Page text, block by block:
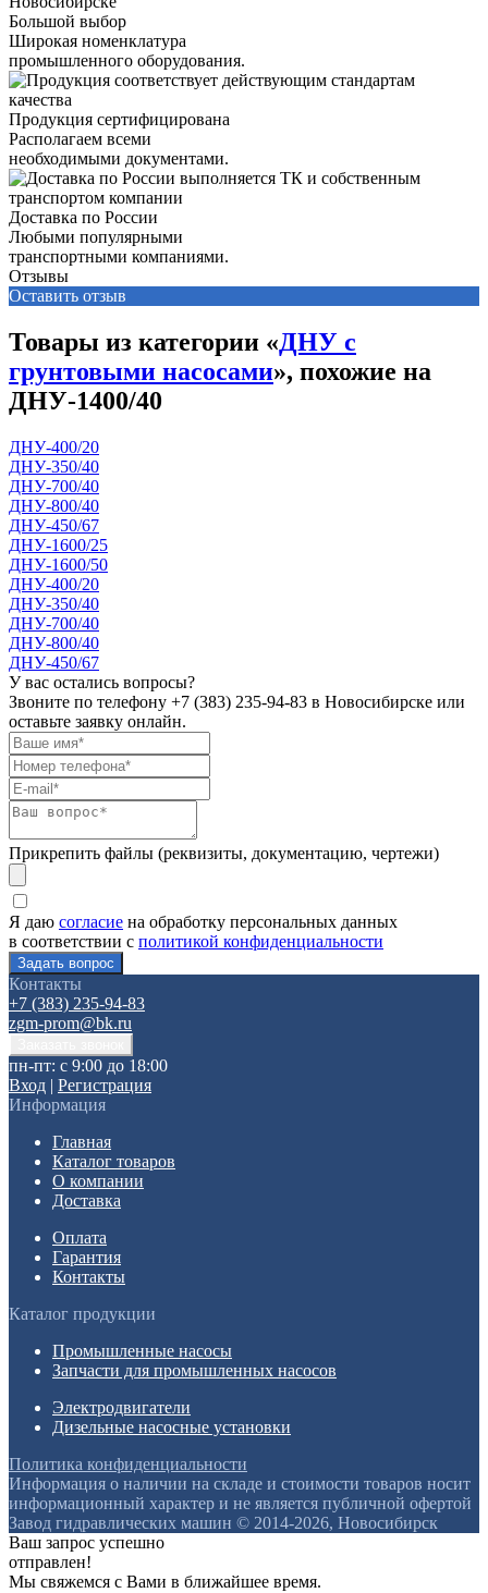
Большой выбор
Широкая номенклатура
промышленного оборудования.
Продукция сертифицирована
Располагаем всеми
необходимыми документами.
Доставка по России
Любыми популярными
транспортными компаниями.
Отзывы
Оставить отзыв
Товары из категории «ДНУ с
грунтовыми насосами», похожие на
ДНУ-1400/40
ДНУ-400/20
ДНУ-350/40
ДНУ-700/40
ДНУ-800/40
ДНУ-450/67
ДНУ-1600/25
ДНУ-1600/50
ДНУ-400/20
ДНУ-350/40
ДНУ-700/40
ДНУ-800/40
ДНУ-450/67
У вас остались вопросы?
Звоните по телефону +7 (383) 235-94-83 в Новосибирске или
оставьте заявку онлайн.
Прикрепить файлы (реквизиты, документацию, чертежи)
Я даю согласие на обработку персональных данных
в соответствии с политикой конфиденциальности
Контакты
+7 (383) 235-94-83
zgm-prom@bk.ru
пн-пт: с 9:00 до 18:00
Вход | Регистрация
Информация
Главная
Каталог товаров
О компании
Доставка
Оплата
Гарантия
Контакты
Каталог продукции
Промышленные насосы
Запчасти для промышленных насосов
Электродвигатели
Дизельные насосные установки
Политика конфиденциальности
Информация о наличии на складе и стоимости товаров носит
информационный характер и не является публичной офертой
Завод гидравлических машин © 2014-2026, Новосибирск
Ваш запрос успешно
отправлен!
Мы свяжемся с Вами в ближайшее время.